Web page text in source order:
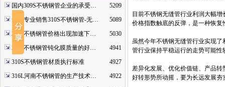
国内309S不锈钢管企业的承受…
5209
无锡专业销售310S不锈钢管-无…
5089
2507不锈钢管价格出现加速下…
5030
2520不锈钢管钝化膜质量的好…
4941
310S不锈钢管材质执行标准
4927
316L河南不锈钢管的生产技术…
4922
目前不锈钢无缝管行业利润大幅
价格指数触底的反弹，是一种恢复
虽然今年不锈钢无缝管行业实现
管行业保持平稳运行的走势可能性
差异化发展、优化价值链、产品
好转形势所动摇，要为长远发展夯